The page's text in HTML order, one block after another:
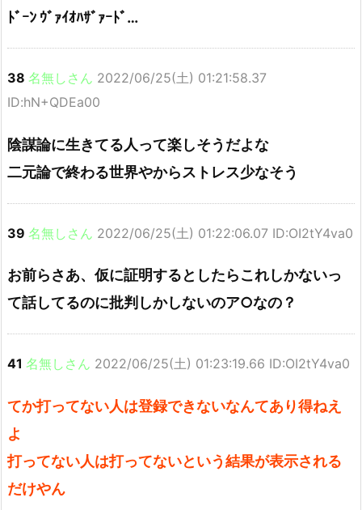
ﾄﾞｰﾝ ｳﾞｧｲｵﾊｻﾞｧｰﾄﾞ…
38 名無しさん 2022/06/25(土) 01:21:58.37
ID:hN+QDEa00
陰謀論に生きてる人って楽しそうだよな
二元論で終わる世界やからストレス少なそう
39 名無しさん 2022/06/25(土) 01:22:06.07 ID:OI2tY4va0
お前らさあ、仮に証明するとしたらこれしかないっ
て話してるのに批判しかしないのア○なの？
41 名無しさん 2022/06/25(土) 01:23:19.66 ID:OI2tY4va0
てか打ってない人は登録できないなんてあり得ねえ
よ
打ってない人は打ってないという結果が表示される
だけやん